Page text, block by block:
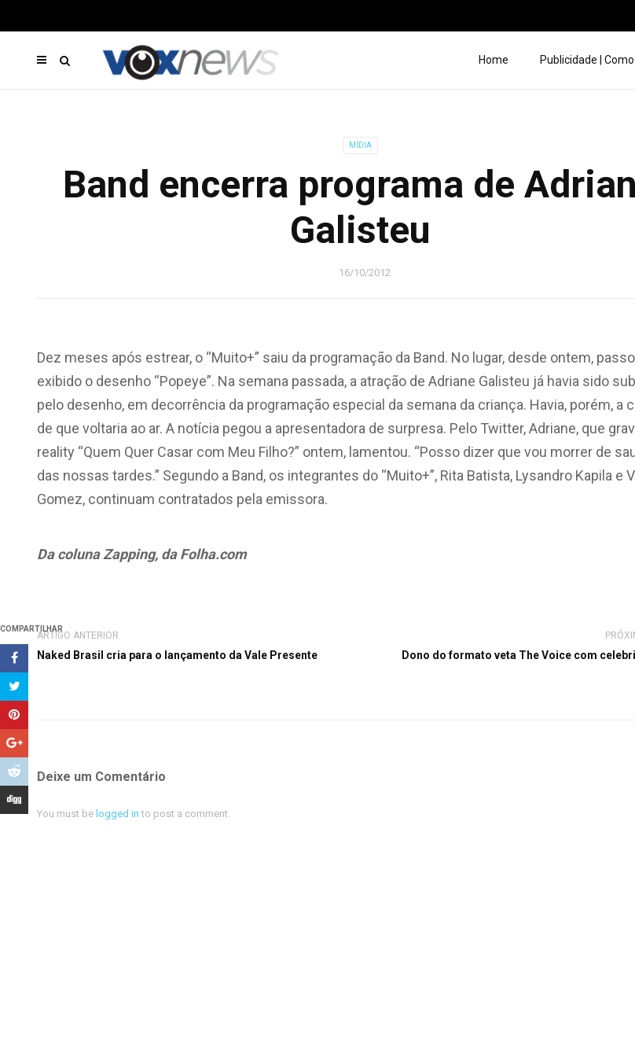
Home Publicidade |
MÍDIA
Band encerra programa de
Galisteu
16/10/2012
COMPARTILHAR
Dez meses após estrear, o “Muito+” saiu da programação da Band. No lugar, desde ontem,
exibido o desenho “Popeye”. Na semana passada, a atração de Adriane Galisteu já havia sido
pelo desenho, em decorrência da programação especial da semana da criança. Havia, porém, a
de que voltaria ao ar. A notícia pegou a apresentadora de surpresa. Pelo Twitter, Adriane, que
reality “Quem Quer Casar com Meu Filho?” ontem, lamentou. “Posso dizer que vou morrer de
das nossas tardes.” Segundo a Band, os integrantes do “Muito+”, Rita Batista, Lysandro Kapila e
Gomez, continuam contratados pela emissora.
Da coluna Zapping, da Folha.com
ARTIGO ANTERIOR
Naked Brasil cria para o lançamento da Vale Presente
Dono do formato veta The Voice com
Deixe um Comentário
You must be logged in to post a comment.